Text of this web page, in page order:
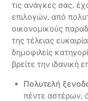
τις ανάγκες σας,
επιλογών, από
οικονομικούς
της τέλειας
δημοφιλείς
βρείτε την ιδανική
Πολυτελή
πέντε αστέρων,